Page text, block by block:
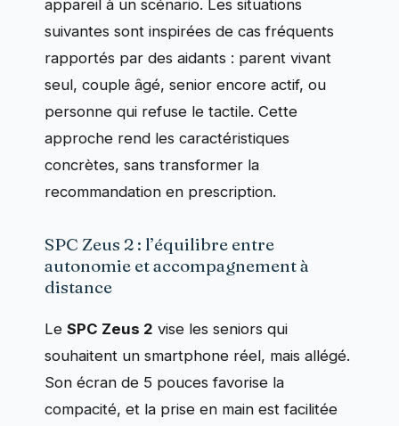
appareil à un scénario. Les situations
suivantes sont inspirées de cas fréquents
rapportés par des aidants : parent vivant
seul, couple âgé, senior encore actif, ou
personne qui refuse le tactile. Cette
approche rend les caractéristiques
concrètes, sans transformer la
recommandation en prescription.
SPC Zeus 2 : l’équilibre entre
autonomie et accompagnement à
distance
Le SPC Zeus 2 vise les seniors qui
souhaitent un smartphone réel, mais allégé.
Son écran de 5 pouces favorise la
compacité, et la prise en main est facilitée